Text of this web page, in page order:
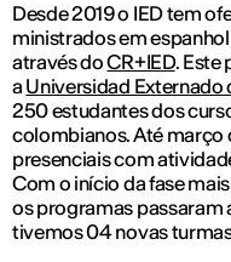
Desde 2019 o IED tem
ministrados em
através doCR+IED. Este
a Universidad Externado
250 estudantes dos
colombianos. Até
presenciais com
Com o início da fase
os programas passaram
tivemos 04 novas